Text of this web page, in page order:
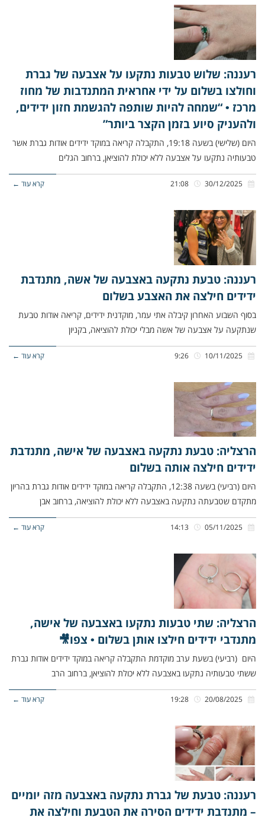
רעננה: שלוש טבעות נתקעו על אצבעה של גברת
וחולצו בשלום על ידי אחראית המתנדבות של מחוז
מרכז • “שמחה להיות שותפה להגשמת חזון ידידים,
ולהעניק סיוע בזמן הקצר ביותר”
היום (שלישי) בשעה 19:18, התקבלה קריאה במוקד ידידים אודות גברת אשר
טבעותיה נתקעו על אצבעה ללא יכולת להוציאן, ברחוב הגלים
קרא עוד ←
רעננה: טבעת נתקעה באצבעה של אשה, מתנדבת
ידידים חילצה את האצבע בשלום
בסוף השבוע האחרון קיבלה אתי עמר, מוקדנית ידידים, קריאה אודות טבעת
שנתקעה על אצבעה של אשה מבלי יכולת להוציאה, בקניון
קרא עוד ←
הרצליה: טבעת נתקעה באצבעה של אישה, מתנדבת
ידידים חילצה אותה בשלום
היום (רביעי) בשעה 12:38, התקבלה קריאה במוקד ידידים אודות גברת בהריון
מתקדם שטבעתה נתקעה באצבעה ללא יכולת להוציאה, ברחוב אבן
קרא עוד ←
הרצליה: שתי טבעות נתקעו באצבעה של אישה,
מתנדבי ידידים חילצו אותן בשלום • צפו🎥
היום (רביעי) בשעת ערב מוקדמת התקבלה קריאה במוקד ידידים אודות גברת
ששתי טבעותיה נתקעו באצבעה ללא יכולת להוציאן, ברחוב הרב
קרא עוד ←
רעננה: טבעת של גברת נתקעה באצבעה מזה יומיים
– מתנדבת ידידים הסירה את הטבעת וחילצה את